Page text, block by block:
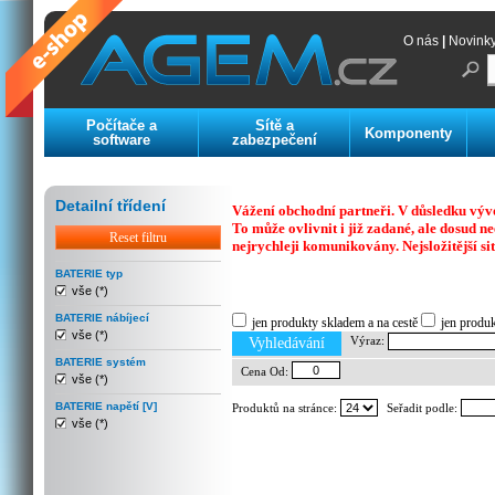
O nás
Počítače a
software
Sítě a
zabezpečení
Komponenty
Detailní třídení
Reset filtru
BATERIE typ
vše (*)
BATERIE nábíjecí
vše (*)
BATERIE systém
vše (*)
BATERIE napětí [V]
vše (*)
Vážení obchodní partneři. V důsledku
To může ovlivnit i již zadané, ale dosud
nejrychleji komunikovány. Nejsložitější
jen produkty skladem a na cestě jen
Vyhledávání Výraz:
Cena Od:
Produktů na stránce: Seřadit podle: